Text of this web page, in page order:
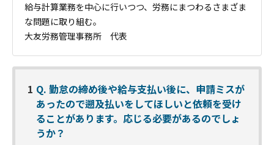
給与計算業務を中心に行いつつ、労務にまつわるさまざま
な問題に取り組む。
大友労務管理事務所 代表
1 Q. 勤怠の締め後や給与支払い後に、申請ミスが
あったので遡及払いをしてほしいと依頼を受け
ることがあります。応じる必要があるのでしょ
うか？